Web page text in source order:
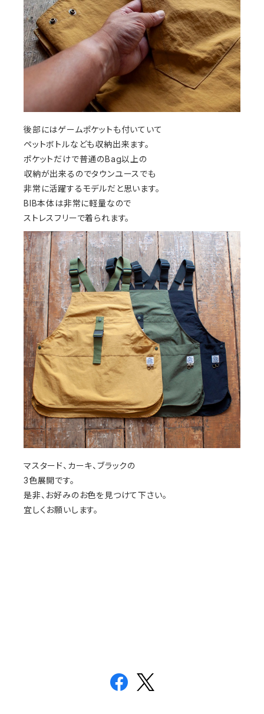
後部にはゲームポケットも付いていて
ペットボトルなども収納出来ます。
ポケットだけで普通のBag以上の
収納が出来るのでタウンユースでも
非常に活躍するモデルだと思います。
BIB本体は非常に軽量なので
ストレスフリーで着られます。
マスタード、カーキ、ブラックの
3色展開です。
是非、お好みのお色を見つけて下さい。
宜しくお願いします。